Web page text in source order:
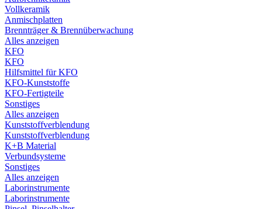
Vollkeramik
Anmischplatten
Brennträger & Brennüberwachung
Alles anzeigen
KFO
KFO
Hilfsmittel für KFO
KFO-Kunststoffe
KFO-Fertigteile
Sonstiges
Alles anzeigen
Kunststoffverblendung
Kunststoffverblendung
K+B Material
Verbundsysteme
Sonstiges
Alles anzeigen
Laborinstrumente
Laborinstrumente